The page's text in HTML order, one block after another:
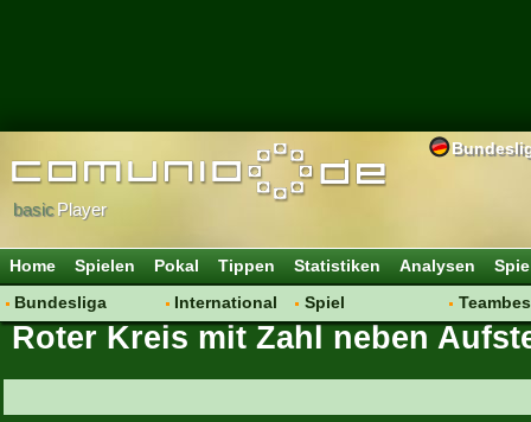
basicPlayer
Home Spielen Pokal Tippen Statistiken Analysen
Bundesliga
Hot News
International
Vereine
Spiel
Regeln & Tipps
Roter Kreis mit Zahl neben